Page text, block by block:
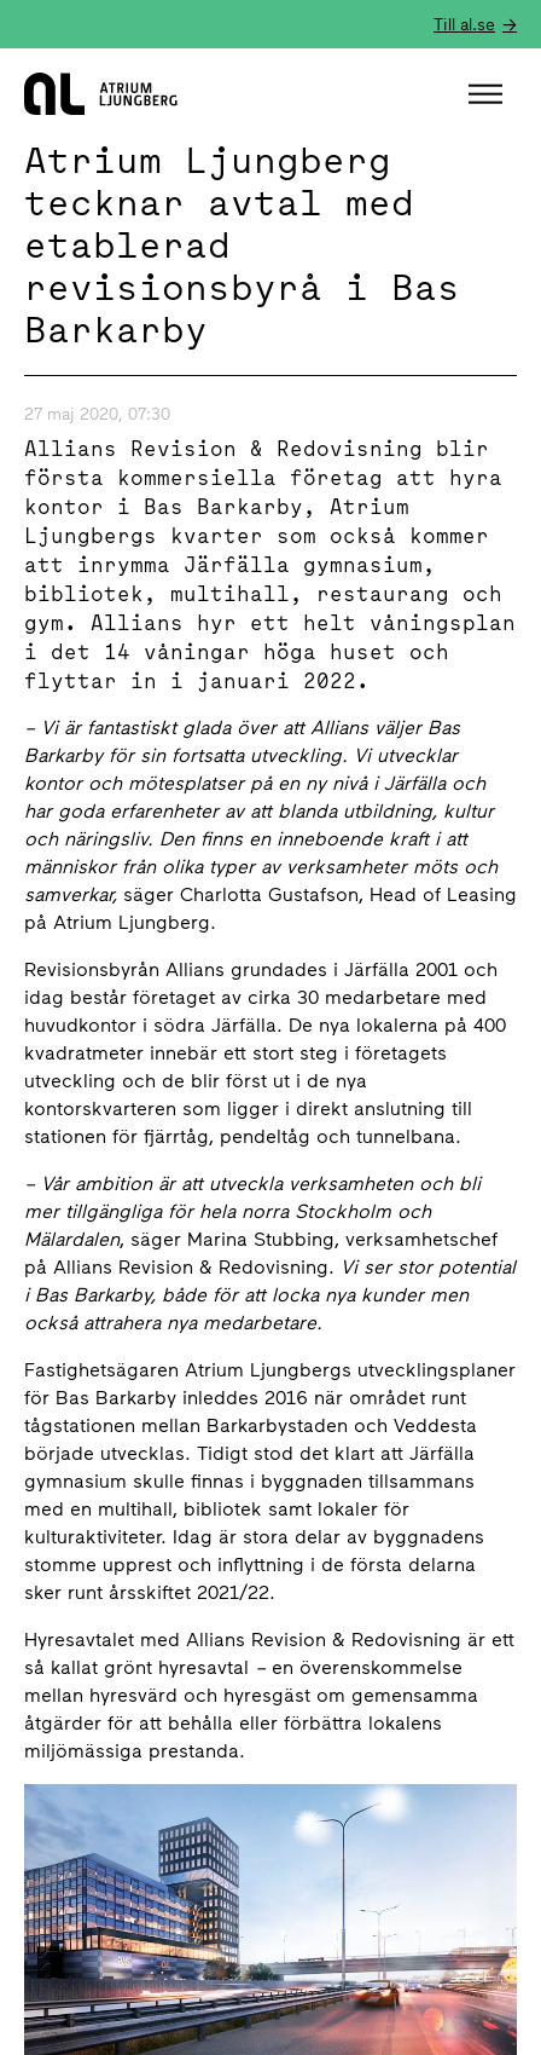
Till al.se
Hem
Atrium Ljungberg
tecknar avtal med
etablerad
revisionsbyrå i Bas
Barkarby
27 maj 2020, 07:30
Allians Revision & Redovisning blir
första kommersiella företag att hyra
kontor i Bas Barkarby, Atrium
Ljungbergs kvarter som också kommer
att inrymma Järfälla gymnasium,
bibliotek, multihall, restaurang och
gym. Allians hyr ett helt våningsplan
i det 14 våningar höga huset och
flyttar in i januari 2022.
– Vi är fantastiskt glada över att Allians väljer Bas
Barkarby för sin fortsatta utveckling. Vi utvecklar
kontor och mötesplatser på en ny nivå i Järfälla och
har goda erfarenheter av att blanda utbildning, kultur
och näringsliv. Den finns en inneboende kraft i att
människor från olika typer av verksamheter möts och
samverkar, säger Charlotta Gustafson, Head of Leasing
på Atrium Ljungberg.
Revisionsbyrån Allians grundades i Järfälla 2001 och
idag består företaget av cirka 30 medarbetare med
huvudkontor i södra Järfälla. De nya lokalerna på 400
kvadratmeter innebär ett stort steg i företagets
utveckling och de blir först ut i de nya
kontorskvarteren som ligger i direkt anslutning till
stationen för fjärrtåg, pendeltåg och tunnelbana.
– Vår ambition är att utveckla verksamheten och bli
mer tillgängliga för hela norra Stockholm och
Mälardalen, säger Marina Stubbing, verksamhetschef
på Allians Revision & Redovisning. Vi ser stor potential
i Bas Barkarby, både för att locka nya kunder men
också attrahera nya medarbetare.
Fastighetsägaren Atrium Ljungbergs utvecklingsplaner
för Bas Barkarby inleddes 2016 när området runt
tågstationen mellan Barkarbystaden och Veddesta
började utvecklas. Tidigt stod det klart att Järfälla
gymnasium skulle finnas i byggnaden tillsammans
med en multihall, bibliotek samt lokaler för
kulturaktiviteter. Idag är stora delar av byggnadens
stomme upprest och inflyttning i de första delarna
sker runt årsskiftet 2021/22.
Hyresavtalet med Allians Revision & Redovisning är ett
så kallat grönt hyresavtal – en överenskommelse
mellan hyresvärd och hyresgäst om gemensamma
åtgärder för att behålla eller förbättra lokalens
miljömässiga prestanda.